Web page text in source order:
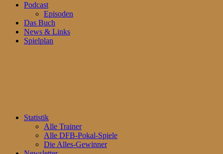
Podcast
Episoden
Das Buch
News & Links
Spielplan
Statistik
Alle Trainer
Alle DFB-Pokal-Spiele
Die Alles-Gewinner